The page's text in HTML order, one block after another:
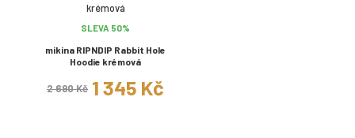
SLEVA 50%
mikina RIPNDIP Rabbit Hole
Hoodie krémová
2 690 Kč 1 345 Kč